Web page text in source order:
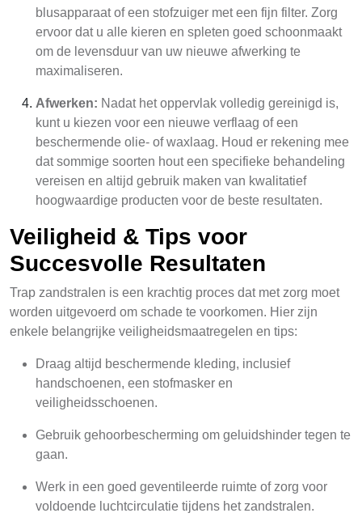
blusapparaat of een stofzuiger met een fijn filter. Zorg
ervoor dat u alle kieren en spleten goed schoonmaakt
om de levensduur van uw nieuwe afwerking te
maximaliseren.
Afwerken: Nadat het oppervlak volledig gereinigd is,
kunt u kiezen voor een nieuwe verflaag of een
beschermende olie- of waxlaag. Houd er rekening mee
dat sommige soorten hout een specifieke behandeling
vereisen en altijd gebruik maken van kwalitatief
hoogwaardige producten voor de beste resultaten.
Veiligheid & Tips voor
Succesvolle Resultaten
Trap zandstralen is een krachtig proces dat met zorg moet
worden uitgevoerd om schade te voorkomen. Hier zijn
enkele belangrijke veiligheidsmaatregelen en tips:
Draag altijd beschermende kleding, inclusief
handschoenen, een stofmasker en
veiligheidsschoenen.
Gebruik gehoorbescherming om geluidshinder tegen te
gaan.
Werk in een goed geventileerde ruimte of zorg voor
voldoende luchtcirculatie tijdens het zandstralen.